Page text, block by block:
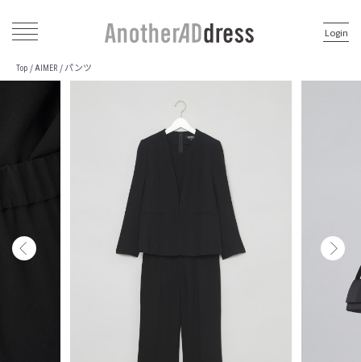
Login
Top / AIMER / パンツ